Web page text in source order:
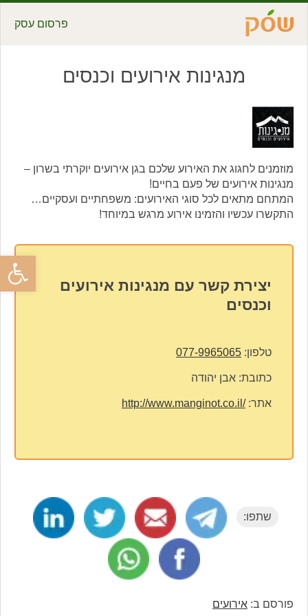
פתח
פרסום עסק
מנגינות אירועים וכנסים
מוזמנים לחגוג את האירוע שלכם בגן אירועים יוקרתי בשרון –
מנגינות אירועים של פעם בחיים!
המתחם מתאים לכל סוגי האירועים: משפחתיים ועסקיים…
התקשרו עכשיו והזמינו אירוע מרגש במיוחד!
יצירת קשר עם מנגינות אירועים
וכנסים
טלפון: 077-9965065
כתובת: אבן יהודה
אתר:http://www.manginot.co.il/
שתפו:
פורסם ב: אירועים